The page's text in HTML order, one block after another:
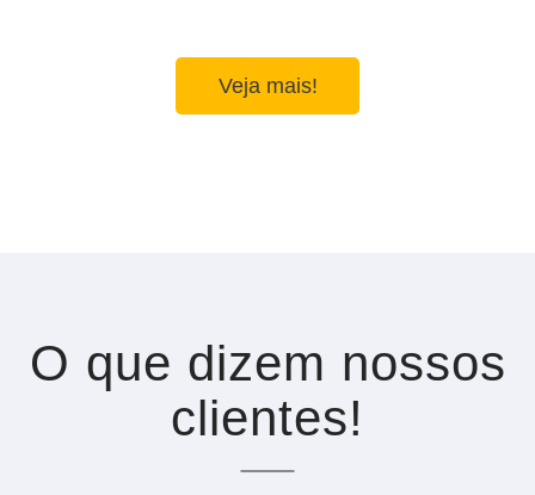
Veja mais!
O que dizem nossos
clientes!